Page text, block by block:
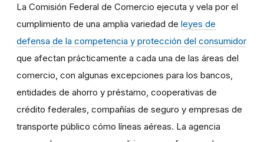
La Comisión Federal de Comercio ejecuta y vela por el
cumplimiento de una amplia variedad de leyes de
defensa de la competencia y protección del consumidor
que afectan prácticamente a cada una de las áreas del
comercio, con algunas excepciones para los bancos,
entidades de ahorro y préstamo, cooperativas de
crédito federales, compañías de seguro y empresas de
transporte público cómo líneas aéreas. La agencia